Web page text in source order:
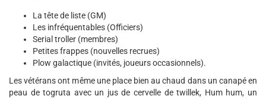
La tête de liste (GM)
Les infréquentables (Officiers)
Serial troller (membres)
Petites frappes (nouvelles recrues)
Plow galactique (invités, joueurs occasionnels).
Les vétérans ont même une place bien au chaud dans un canapé en
peau de togruta avec un jus de cervelle de twillek, Hum hum, un